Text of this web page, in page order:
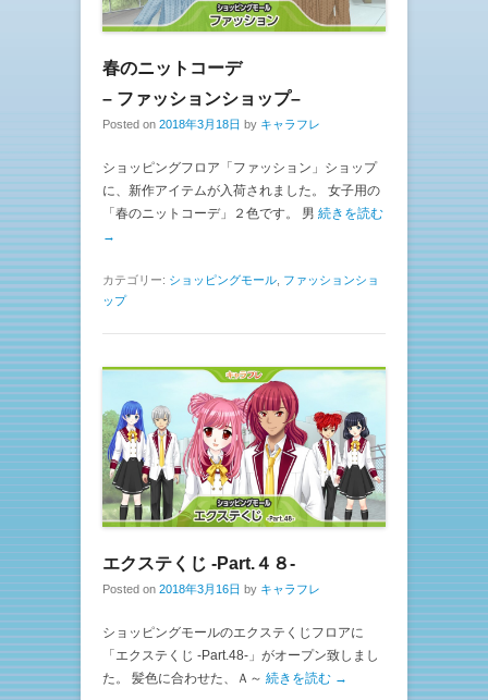
春のニットコーデ
– ファッションショップ–
Posted on 2018年3月18日 by キャラフレ
ショッピングフロア「ファッション」ショップ
に、新作アイテムが入荷されました。 女子用の
「春のニットコーデ」２色です。 男 続きを読む
→
カテゴリー: ショッピングモール ファッションショ
ップ
エクステくじ -Part.４８-
Posted on 2018年3月16日 by キャラフレ
ショッピングモールのエクステくじフロアに
「エクステくじ -Part.48-」がオープン致しまし
た。 髪色に合わせた、Ａ～ 続きを読む →